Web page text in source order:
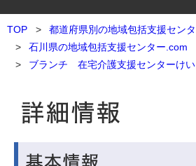
TOP
都道府県別の地域包括支援セン
石川県の地域包括支援センター.com
ブランチ 在宅介護支援センターけい